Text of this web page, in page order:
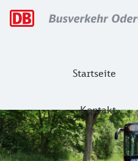
Startseite
Kontakt
Hauptnavigation
Busverkehr Oder-